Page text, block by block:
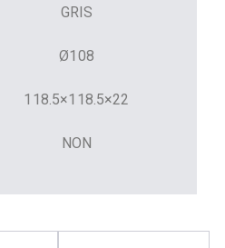
GRIS
Ø108
118.5×118.5×22
NON